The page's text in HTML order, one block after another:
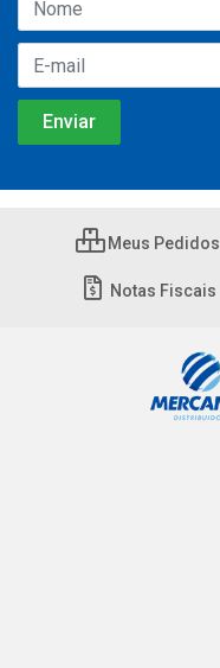
Meus Pedidos
Notas Fiscais